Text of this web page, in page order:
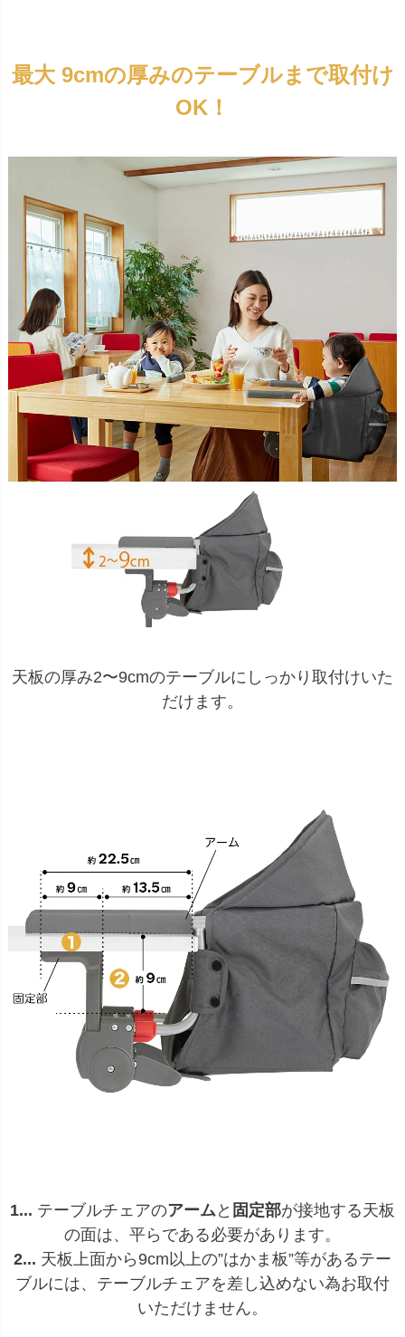
最大 9cmの厚みのテーブルまで取付け
OK！
天板の厚み2〜9cmのテーブルにしっかり取付けいた
だけます。
1... テーブルチェアのアーム と 固定部が接地する天板
の面は、平らである必要があります。
2... 天板上面から9cm以上の”はかま板”等があるテー
ブルには、テーブルチェアを差し込めない為お取付
いただけません。